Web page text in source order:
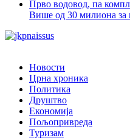
Више од 30 милиона за
Новости
Црна хроника
Политика
Друштво
Економија
Пољопривреда
Туризам